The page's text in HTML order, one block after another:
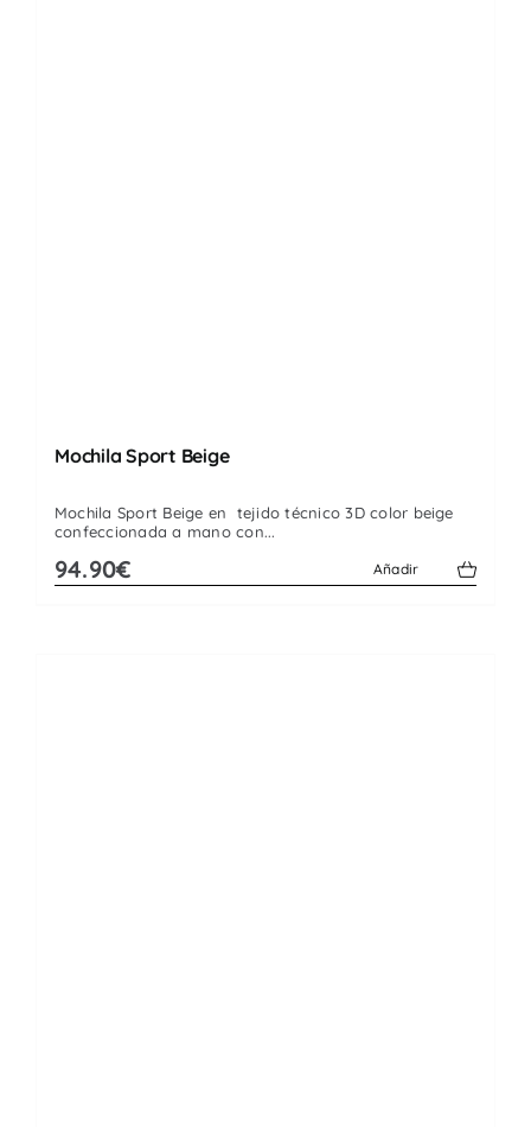
Mochila Sport Beige
Mochila Sport Beige en tejido técnico 3D color beige
confeccionada a mano con...
94.90€ Añadir